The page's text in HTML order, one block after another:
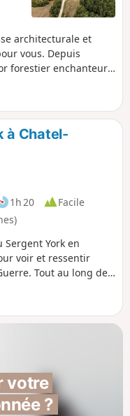
architecturale et
vous. Depuis
forestier enchanteur
Ce parcours
mémorielle
et végétal qui lie
à Chatel-
1h 20
Facile
York en
voir et ressentir
Tout au long de
d'informations
où se sont déroulés
le bataillon de
allemand de la
votre
?